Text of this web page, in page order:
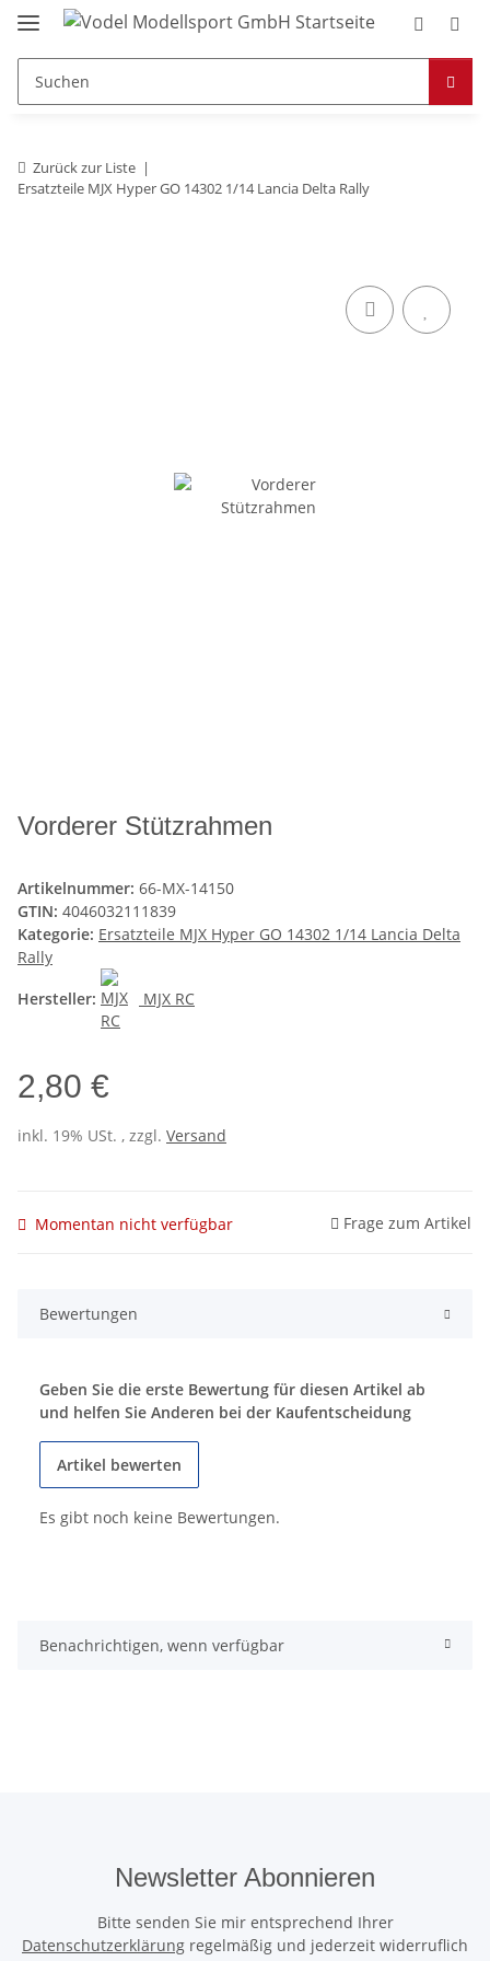
Zurück zur Liste
Ersatzteile MJX Hyper GO 14302 1/14 Lancia Delta Rally
Vorderer Stützrahmen
Artikelnummer: 66-MX-14150
GTIN: 4046032111839
Kategorie: Ersatzteile MJX Hyper GO 14302 1/14 Lancia Delta
Rally
Hersteller:
MJX RC
2,80 €
inkl. 19% USt. , zzgl. Versand
Momentan nicht verfügbar Frage zum Artikel
Bewertungen
Geben Sie die erste Bewertung für diesen Artikel ab
und helfen Sie Anderen bei der Kaufentscheidung
Artikel bewerten
Es gibt noch keine Bewertungen.
Benachrichtigen, wenn verfügbar
Newsletter Abonnieren
Bitte senden Sie mir entsprechend Ihrer
Datenschutzerklärung regelmäßig und jederzeit widerruflich